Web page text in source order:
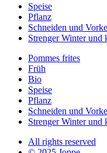
Speise
Pflanz
Schneiden und
Strenger Winter und
Pommes frites
Früh
Bio
Speise
Pflanz
Schneiden und
Strenger Winter und
All rights reserved